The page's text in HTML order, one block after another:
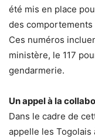
été mis en place
des comportements
Ces numéros
ministère, le 117
gendarmerie.
Un appel à la
Dans le cadre de
appelle les